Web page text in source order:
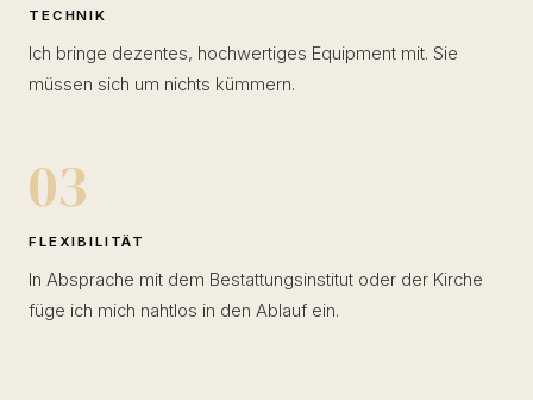
TECHNIK
Ich bringe dezentes, hochwertiges Equipment mit. Sie
müssen sich um nichts kümmern.
03
FLEXIBILITÄT
In Absprache mit dem Bestattungsinstitut oder der Kirche
füge ich mich nahtlos in den Ablauf ein.